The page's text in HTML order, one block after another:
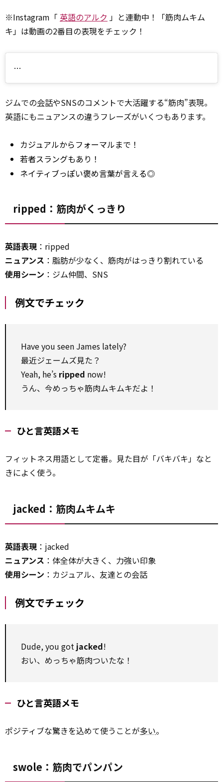
※Instagram「 英語のアルク 」と連動中！「筋肉ムキム
キ」は動画の2番目の表現をチェック！
…
ジムでの会話やSNSのコメントで大活躍する“筋肉”表現。
英語にもニュアンスの違うフレーズがいくつもあります。
カジュアルからフォーマルまで！
若者スラングもあり！
ネイティブっぽい褒め言葉が言える◎
ripped：筋肉がくっきり
英語表現 ：ripped
ニュアンス ：脂肪が少なく、筋肉がはっきり割れている
使用シーン ：ジム仲間、SNS
例文でチェック
Have you seen James lately?
最近ジェームズ見た？
Yeah, he’s ripped now!
うん、今めっちゃ筋肉ムキムキだよ！
ひと言英語メモ
フィットネス用語として定番。見た目が「バキバキ」なと
きによく使う。
jacked：筋肉ムキムキ
英語表現 ：jacked
ニュアンス ：体全体が大きく、力強い印象
使用シーン ：カジュアル、友達との会話
例文でチェック
Dude, you got jacked!
おい、めっちゃ筋肉ついたな！
ひと言英語メモ
ポジティブな驚きを込めて使うことが多い。
swole：筋肉でパンパン